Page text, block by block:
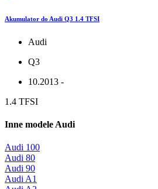
Akumulator do Audi Q3 1.4 TFSI
Audi
Q3
10.2013 -
1.4 TFSI
Inne modele Audi
Audi 100
Audi 80
Audi 90
Audi A1